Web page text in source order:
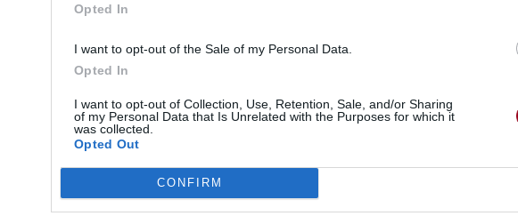
Opted In
I want to opt-out of the Sale of my Personal Data.
Opted In
I want to opt-out of Collection, Use, Retention, Sale, and/or Sharing
of my Personal Data that Is Unrelated with the Purposes for which it
was collected.
Opted Out
CONFIRM